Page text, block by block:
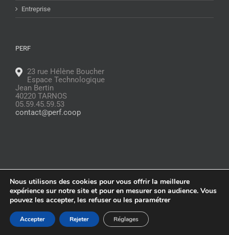
Entreprise
PERF
23 rue Hélène Boucher
Espace Technologique
Jean Bertin
40220 TARNOS
05.59.45.59.53
contact@perf.coop
© Copyright2026 |Glossaire|Politique de confidentialité|Mentions
légales
FacebookInstagramLinkedIn
Nous utilisons des cookies pour vous offrir la meilleure
expérience sur notre site et pour en mesurer son audience. Vous
pouvez les accepter, les refuser ou les paramétrer
Accepter Rejeter Réglages